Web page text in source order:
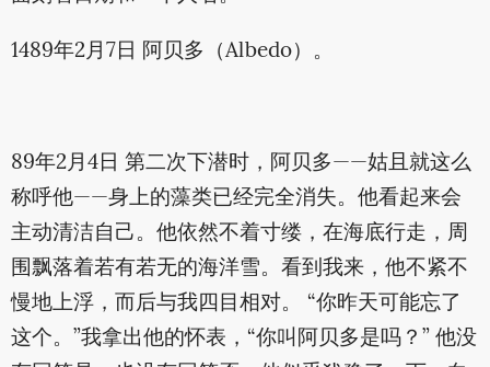
1489年2月7日 阿贝多（Albedo）。
89年2月4日 第二次下潜时，阿贝多——姑且就这么
称呼他——身上的藻类已经完全消失。他看起来会
主动清洁自己。他依然不着寸缕，在海底行走，周
围飘落着若有若无的海洋雪。看到我来，他不紧不
慢地上浮，而后与我四目相对。 “你昨天可能忘了
这个。”我拿出他的怀表，“你叫阿贝多是吗？” 他没